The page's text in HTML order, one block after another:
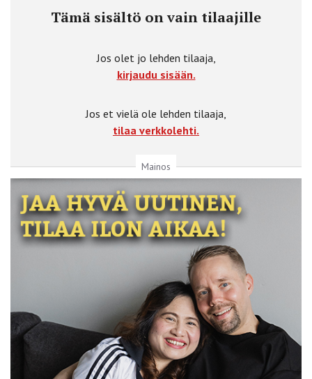
Tämä sisältö on vain tilaajille
Jos olet jo lehden tilaaja,
kirjaudu sisään.
Jos et vielä ole lehden tilaaja,
tilaa verkkolehti.
Mainos